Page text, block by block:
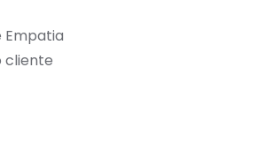
Empatia
cliente